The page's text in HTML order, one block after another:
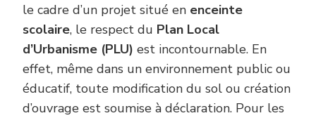
le cadre d’un projet situé en enceinte
scolaire, le respect du Plan Local
d’Urbanisme (PLU) est incontournable. En
effet, même dans un environnement public ou
éducatif, toute modification du sol ou création
d’ouvrage est soumise à déclaration. Pour les